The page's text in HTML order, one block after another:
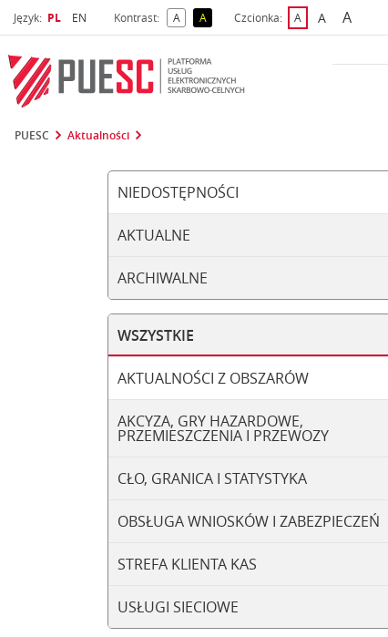
Język: Wybrany język
PL Wybierz język
EN Kontrast: Akontrast domyślny
Akontrast żółty tekst na czarnym tle
Czcionka: Adomyślna czcionka
Awiększa
A
PUESC Aktualności
NIEDOSTĘPNOŚCI
AKTUALNE
ARCHIWALNE
WSZYSTKIE
AKTUALNOŚCI Z OBSZARÓW
AKCYZA, GRY HAZARDOWE,
PRZEMIESZCZENIA I PRZEWOZY
CŁO, GRANICA I STATYSTYKA
OBSŁUGA WNIOSKÓW I ZABEZPIECZEŃ
STREFA KLIENTA KAS
USŁUGI SIECIOWE